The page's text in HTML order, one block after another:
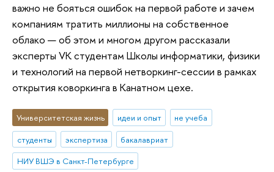
важно не бояться ошибок на первой работе и зачем
компаниям тратить миллионы на собственное
облако — об этом и многом другом рассказали
эксперты VK студентам Школы информатики, физики
и технологий на первой нетворкинг-сессии в рамках
открытия коворкинга в Канатном цехе.
Университетская жизнь идеи и опыт
не учеба
студенты
экспертиза
бакалавриат
НИУ ВШЭ в Санкт-Петербурге